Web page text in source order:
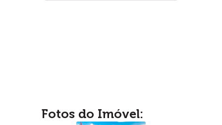
Fotos do Imóvel: